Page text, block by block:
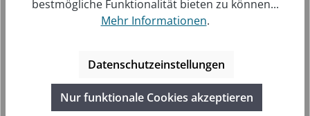
Großbritannien & Irland - Air Million VFR-
Karte 1:1.000.000, gefaltet, 2025
Verkaufspreis:
16,50 € Regulärer Preis:
24,50 €
bestmögliche Funktionalität bieten zu können...
Mehr Informationen.
Datenschutzeinstellungen
Nur funktionale Cookies akzeptieren